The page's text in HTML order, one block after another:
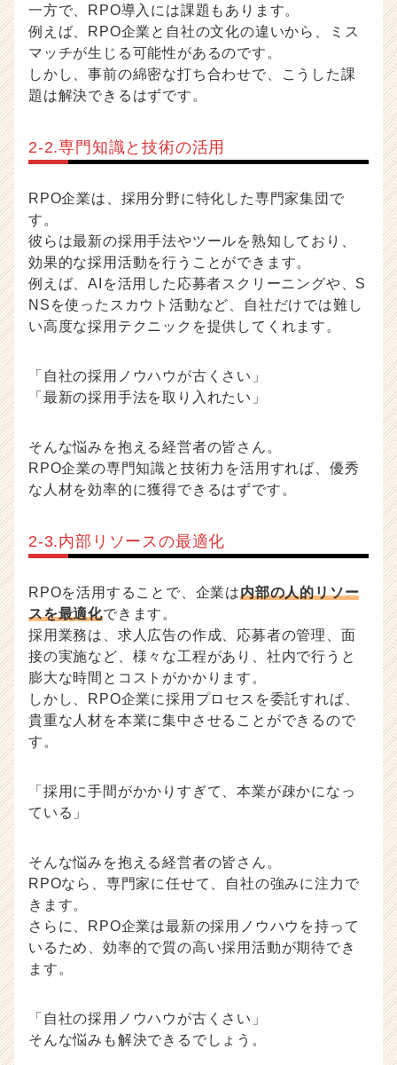
一方で、RPO導入には課題もあります。
例えば、RPO企業と自社の文化の違いから、ミス
マッチが生じる可能性があるのです。
しかし、事前の綿密な打ち合わせで、こうした課
題は解決できるはずです。
2-2.専門知識と技術の活用
RPO企業は、採用分野に特化した専門家集団で
す。
彼らは最新の採用手法やツールを熟知しており、
効果的な採用活動を行うことができます。
例えば、AIを活用した応募者スクリーニングや、S
NSを使ったスカウト活動など、自社だけでは難し
い高度な採用テクニックを提供してくれます。
「自社の採用ノウハウが古くさい」
「最新の採用手法を取り入れたい」
そんな悩みを抱える経営者の皆さん。
RPO企業の専門知識と技術力を活用すれば、優秀
な人材を効率的に獲得できるはずです。
2-3.内部リソースの最適化
RPOを活用することで、企業は内部の人的リソー
スを最適化できます。
採用業務は、求人広告の作成、応募者の管理、面
接の実施など、様々な工程があり、社内で行うと
膨大な時間とコストがかかります。
しかし、RPO企業に採用プロセスを委託すれば、
貴重な人材を本業に集中させることができるので
す。
「採用に手間がかかりすぎて、本業が疎かになっ
ている」
そんな悩みを抱える経営者の皆さん。
RPOなら、専門家に任せて、自社の強みに注力で
きます。
さらに、RPO企業は最新の採用ノウハウを持って
いるため、効率的で質の高い採用活動が期待でき
ます。
「自社の採用ノウハウが古くさい」
そんな悩みも解決できるでしょう。